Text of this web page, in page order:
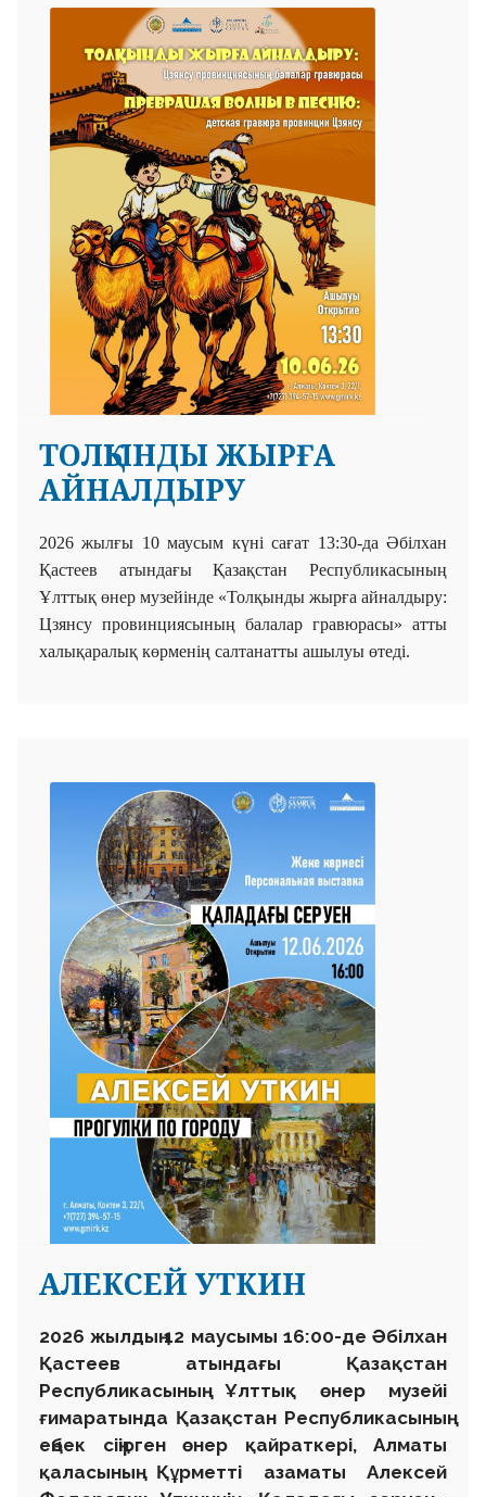
ТОЛҚЫНДЫ ЖЫРҒА
АЙНАЛДЫРУ
2026 жылғы 10 маусым күні сағат 13:30-да Әбілхан
Қастеев атындағы Қазақстан Республикасының
Ұлттық өнер музейінде «Толқынды жырға айналдыру:
Цзянсу провинциясының балалар гравюрасы» атты
халықаралық көрменің салтанатты ашылуы өтеді.
АЛЕКСЕЙ УТКИН
2026 жылдың 12 маусымы 16:00-де Әбілхан
Қастеев атындағы Қазақстан
Республикасының Ұлттық өнер музейі
ғимаратында Қазақстан Республикасының
еңбек сіңірген өнер қайраткері, Алматы
қаласының Құрметті азаматы Алексей